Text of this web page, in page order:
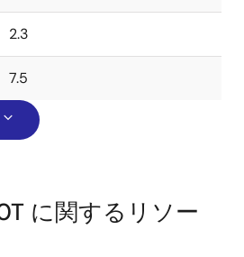
2.3
7.5
に関するリソー